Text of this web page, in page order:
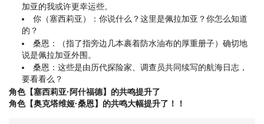
加亚的我或许更幸运些。
你（塞西莉亚）：你说什么？这里是佩拉加亚？你怎么知道
的？
桑恩：（指了指旁边几本裹着防水油布的厚重册子）确切地
说是佩拉加亚外围。
桑恩：这些是由历代探险家、调查员共同续写的航海日志，
要看看么？
角色【塞西莉亚·阿什福德】的共鸣提升了
角色【奥克塔维娅·桑恩】的共鸣大幅提升了！！